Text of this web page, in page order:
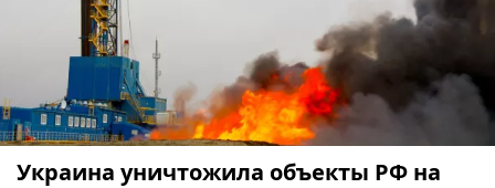
Украина уничтожила объекты РФ на